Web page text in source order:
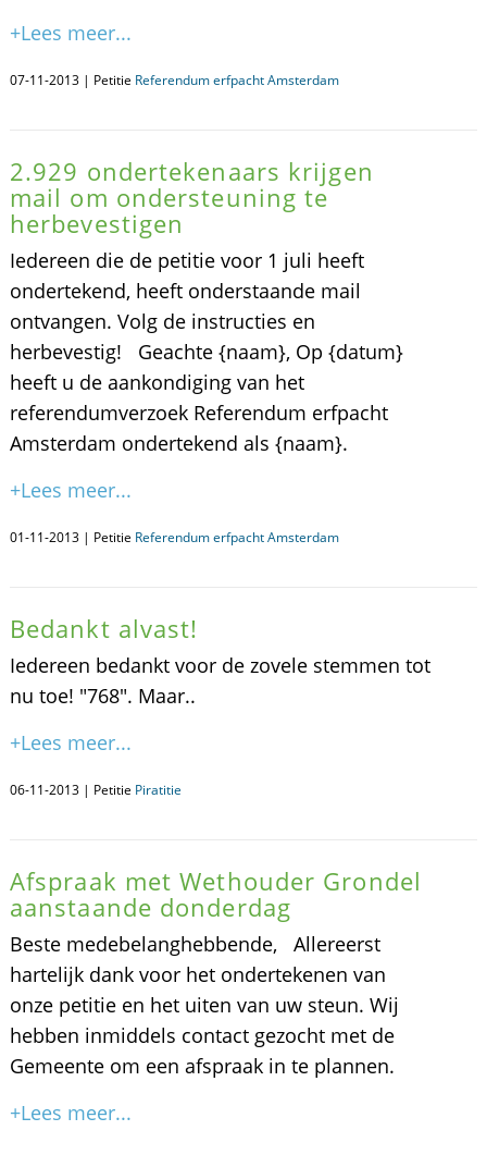
+Lees meer...
07-11-2013 | Petitie Referendum erfpacht Amsterdam
2.929 ondertekenaars krijgen
mail om ondersteuning te
herbevestigen
Iedereen die de petitie voor 1 juli heeft
ondertekend, heeft onderstaande mail
ontvangen. Volg de instructies en
herbevestig! Geachte {naam}, Op {datum}
heeft u de aankondiging van het
referendumverzoek Referendum erfpacht
Amsterdam ondertekend als {naam}.
+Lees meer...
01-11-2013 | Petitie Referendum erfpacht Amsterdam
Bedankt alvast!
Iedereen bedankt voor de zovele stemmen tot
nu toe! "768". Maar..
+Lees meer...
06-11-2013 | Petitie Piratitie
Afspraak met Wethouder Grondel
aanstaande donderdag
Beste medebelanghebbende, Allereerst
hartelijk dank voor het ondertekenen van
onze petitie en het uiten van uw steun. Wij
hebben inmiddels contact gezocht met de
Gemeente om een afspraak in te plannen.
+Lees meer...